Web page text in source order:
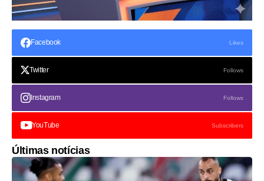
Facebook Likes
Twitter Follows
Instagram Follows
YouTube Subscribers
Últimas notícias